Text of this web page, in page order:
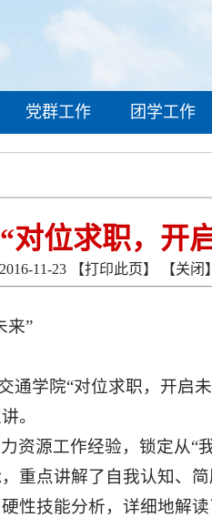
党群工作 团学工作
对位求职，开
11-23 【打印此页】 【关闭】
来”
通学院“对位求职，开启
。
资源工作经验，锁定从“
重点讲解了自我认知、
性技能分析，详细地解